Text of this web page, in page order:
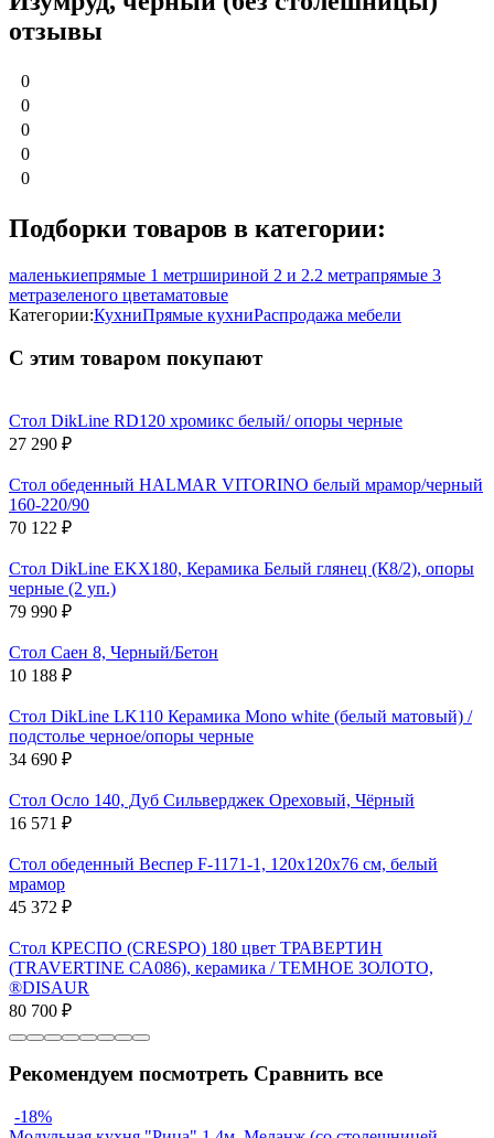
отзывы
0
0
0
0
0
Подборки товаров в категории:
маленькиепрямые 1 метршириной 2 и 2.2 метрапрямые 3
метразеленого цветаматовые
Категории:КухниПрямые кухниРаспродажа мебели
С этим товаром покупают
Стол DikLine RD120 хромикс белый/ опоры черные
27 290 ₽
Стол обеденный HALMAR VITORINO белый мрамор/черный
160-220/90
70 122 ₽
Стол DikLine EKX180, Керамика Белый глянец (К8/2), опоры
черные (2 уп.)
79 990 ₽
Стол Саен 8, Черный/Бетон
10 188 ₽
Стол DikLine LK110 Керамика Mono white (белый матовый) /
подстолье черное/опоры черные
34 690 ₽
Стол Осло 140, Дуб Сильверджек Ореховый, Чёрный
16 571 ₽
Стол обеденный Веспер F-1171-1, 120х120х76 см, белый
мрамор
45 372 ₽
Стол КРЕСПО (CRESPO) 180 цвет ТРАВЕРТИН
(TRAVERTINE CA086), керамика / ТЕМНОЕ ЗОЛОТО,
®DISAUR
80 700 ₽
Рекомендуем посмотреть Сравнить все
-18%